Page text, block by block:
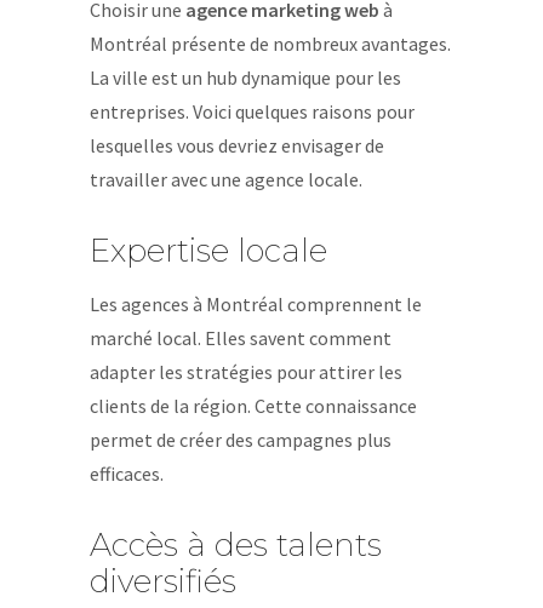
Choisir une agence marketing web à
Montréal présente de nombreux avantages.
La ville est un hub dynamique pour les
entreprises. Voici quelques raisons pour
lesquelles vous devriez envisager de
travailler avec une agence locale.
Expertise locale
Les agences à Montréal comprennent le
marché local. Elles savent comment
adapter les stratégies pour attirer les
clients de la région. Cette connaissance
permet de créer des campagnes plus
efficaces.
Accès à des talents
diversifiés